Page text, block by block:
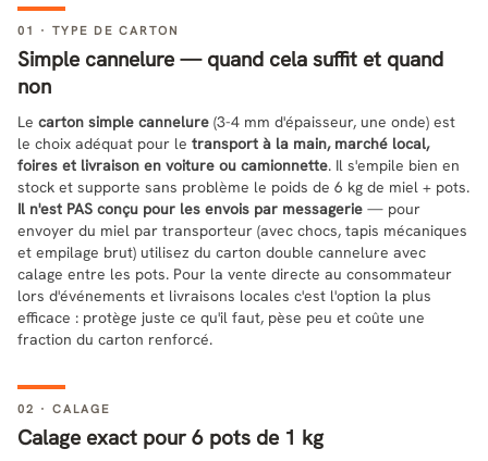
01 · TYPE DE CARTON
Simple cannelure — quand cela suffit et quand
non
Le carton simple cannelure (3-4 mm d'épaisseur, une onde) est
le choix adéquat pour le transport à la main, marché local,
foires et livraison en voiture ou camionnette. Il s'empile bien en
stock et supporte sans problème le poids de 6 kg de miel + pots.
Il n'est PAS conçu pour les envois par messagerie — pour
envoyer du miel par transporteur (avec chocs, tapis mécaniques
et empilage brut) utilisez du carton double cannelure avec
calage entre les pots. Pour la vente directe au consommateur
lors d'événements et livraisons locales c'est l'option la plus
efficace : protège juste ce qu'il faut, pèse peu et coûte une
fraction du carton renforcé.
02 · CALAGE
Calage exact pour 6 pots de 1 kg